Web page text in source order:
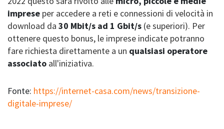
imprese per accedere a reti e connessioni di velocità in
download da 30 Mbit/s ad 1 Gbit/s (e superiori). Per
ottenere questo bonus, le imprese indicate potranno
fare richiesta direttamente a un qualsiasi operatore
associato all'iniziativa.
Fonte: https://internet-casa.com/news/transizione-
digitale-imprese/